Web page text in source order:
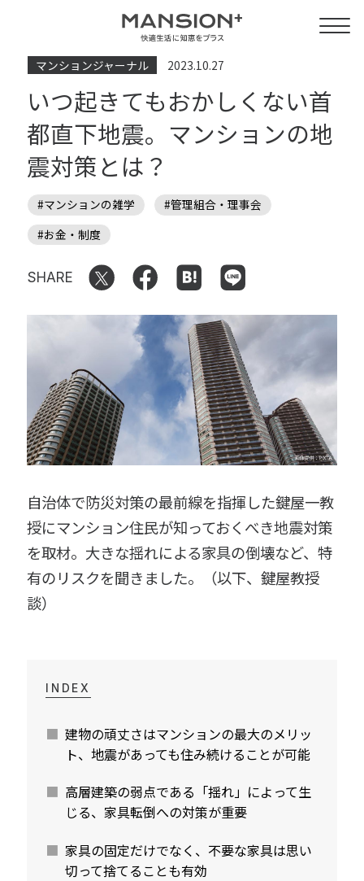
マンションジャーナル 2023.10.27
いつ起きてもおかしくない首
都直下地震。マンションの地
震対策とは？
#マンションの雑学
#管理組合・理事会
#お金・制度
SHARE
自治体で防災対策の最前線を指揮した鍵屋一教
授にマンション住民が知っておくべき地震対策
を取材。大きな揺れによる家具の倒壊など、特
有のリスクを聞きました。（以下、鍵屋教授
談）
INDEX
建物の頑丈さはマンションの最大のメリッ
ト、地震があっても住み続けることが可能
高層建築の弱点である「揺れ」によって生
じる、家具転倒への対策が重要
家具の固定だけでなく、不要な家具は思い
切って捨てることも有効